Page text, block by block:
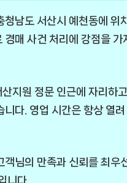
청남도 서산시 예천동에
경매 사건 처리에 강점을
지원 정문 인근에 자리하
니다. 영업 시간은 항상 열
객님의 만족과 신뢰를 최우
니다.